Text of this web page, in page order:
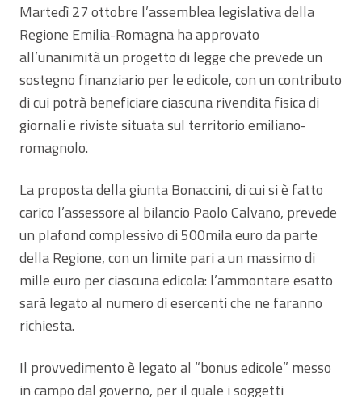
Martedì 27 ottobre l’assemblea legislativa della
Regione Emilia-Romagna ha approvato
all’unanimità un progetto di legge che prevede un
sostegno finanziario per le edicole, con un contributo
di cui potrà beneficiare ciascuna rivendita fisica di
giornali e riviste situata sul territorio emiliano-
romagnolo.
La proposta della giunta Bonaccini, di cui si è fatto
carico l’assessore al bilancio Paolo Calvano, prevede
un plafond complessivo di 500mila euro da parte
della Regione, con un limite pari a un massimo di
mille euro per ciascuna edicola: l’ammontare esatto
sarà legato al numero di esercenti che ne faranno
richiesta.
Il provvedimento è legato al “bonus edicole” messo
in campo dal governo, per il quale i soggetti